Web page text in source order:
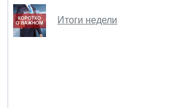
Итоги недели